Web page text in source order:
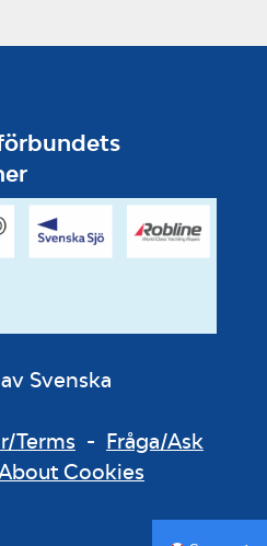
Svenska
Terms - Fråga/Ask
Cookies